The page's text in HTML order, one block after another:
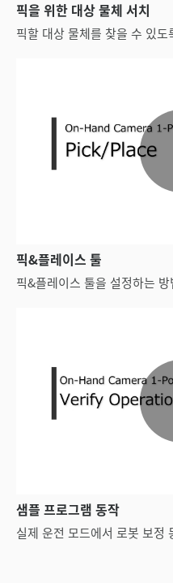
픽을 위한 대상 물체 서치
픽할 대상 물체를 찾을 수 있
픽&플레이스 툴
픽&플레이스 툴을 설정하는
샘플 프로그램 동작
실제 운전 모드에서 로봇 보정